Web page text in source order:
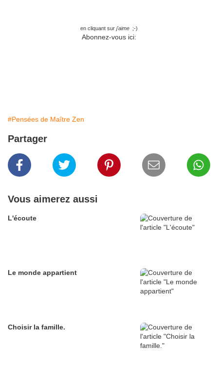
en cliquant sur j'aime ;-)
Abonnez-vous ici:
#Pensées de Maître Zen
Partager
Vous aimerez aussi
L'écoute
Le monde appartient
Choisir la famille.